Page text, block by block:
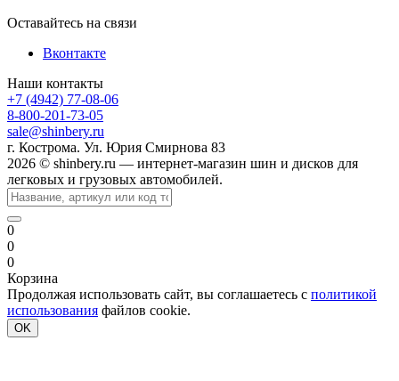
Оставайтесь на связи
Вконтакте
Наши контакты
+7 (4942) 77-08-06
8-800-201-73-05
sale@shinbery.ru
г. Кострома. Ул. Юрия Смирнова 83
2026 © shinbery.ru — интернет-магазин шин и дисков для
легковых и грузовых автомобилей.
0
0
0
Корзина
Продолжая использовать сайт, вы соглашаетесь с политикой
использования файлов cookie.
OK